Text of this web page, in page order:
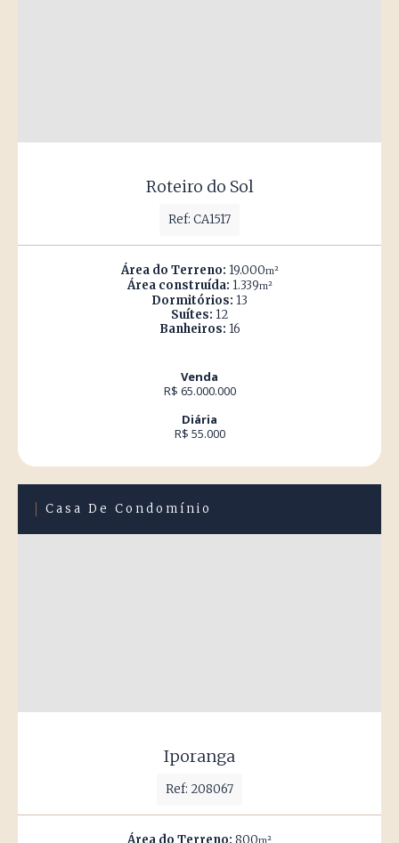
Roteiro do Sol
Ref: CA1517
Área do Terreno: 19.000m²
Área construída: 1.339m²
Dormitórios: 13
Suítes: 12
Banheiros: 16
Venda
R$ 65.000.000
Diária
R$ 55.000
Casa De Condomínio
Iporanga
Ref: 208067